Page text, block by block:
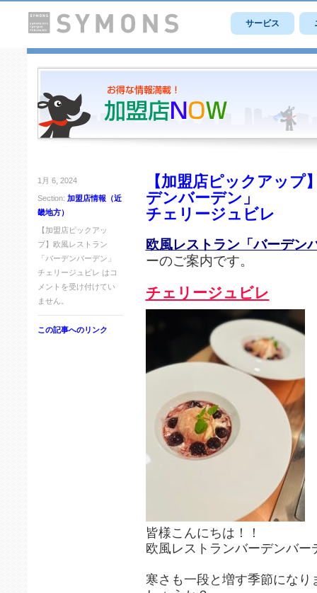
サービス
1月 6, 2024
Section: 加盟店情報（近
畿地方）
【加盟店ピックアッ
プ】欧風レストラン
「バーデンバーデン」
チェリージュビレ は コ
メントを受け付けてい
ません。
この記事へのリンク
【加盟店ピックアップ
デンバーデン」
チェリージュビレ
欧風レストラン「バーデン
ーのご案内です。
チェリージュビレ
皆様こんにちは！！
欧風レストランバーデンバー
寒さも一段と増す季節にな